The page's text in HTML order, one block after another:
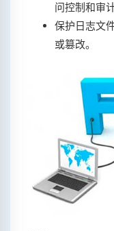
问控制和审
保护日志文
或篡改。